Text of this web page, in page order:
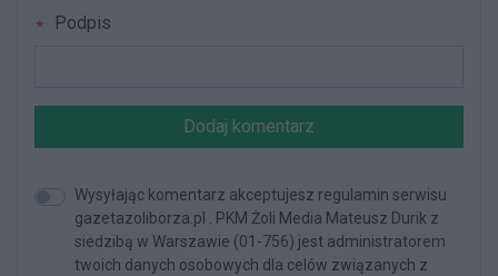
Podpis
Dodaj komentarz
Wysyłając komentarz akceptujesz regulamin serwisu
gazetazoliborza.pl . PKM Żoli Media Mateusz Durik z
siedzibą w Warszawie (01-756) jest administratorem
twoich danych osobowych dla celów związanych z